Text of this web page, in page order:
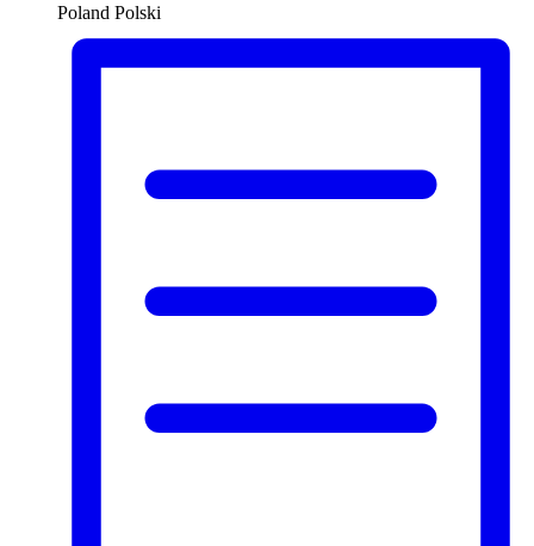
Poland Polski